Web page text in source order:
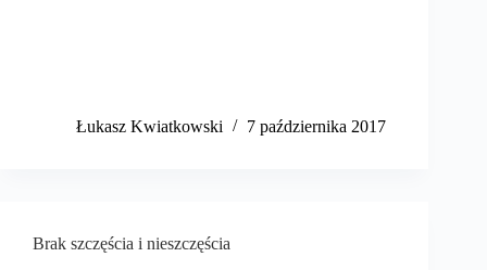
​Łukasz Kwiatkowski 7 października 2017
Brak szczęścia i nieszczęścia